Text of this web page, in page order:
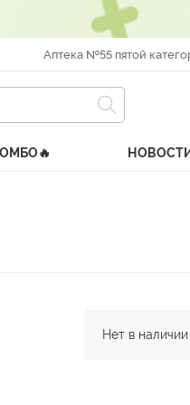
Аптека №55 пятой
НОВОСТИ
Нет в наличии